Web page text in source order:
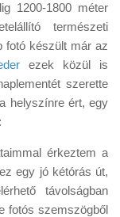
1200-1800 méter
természeti
fotó készült már az
ezek közül is
szerette
helyszínre ért, egy
érkeztem a
egy jó kétórás út,
távolságban
fotós szemszögből